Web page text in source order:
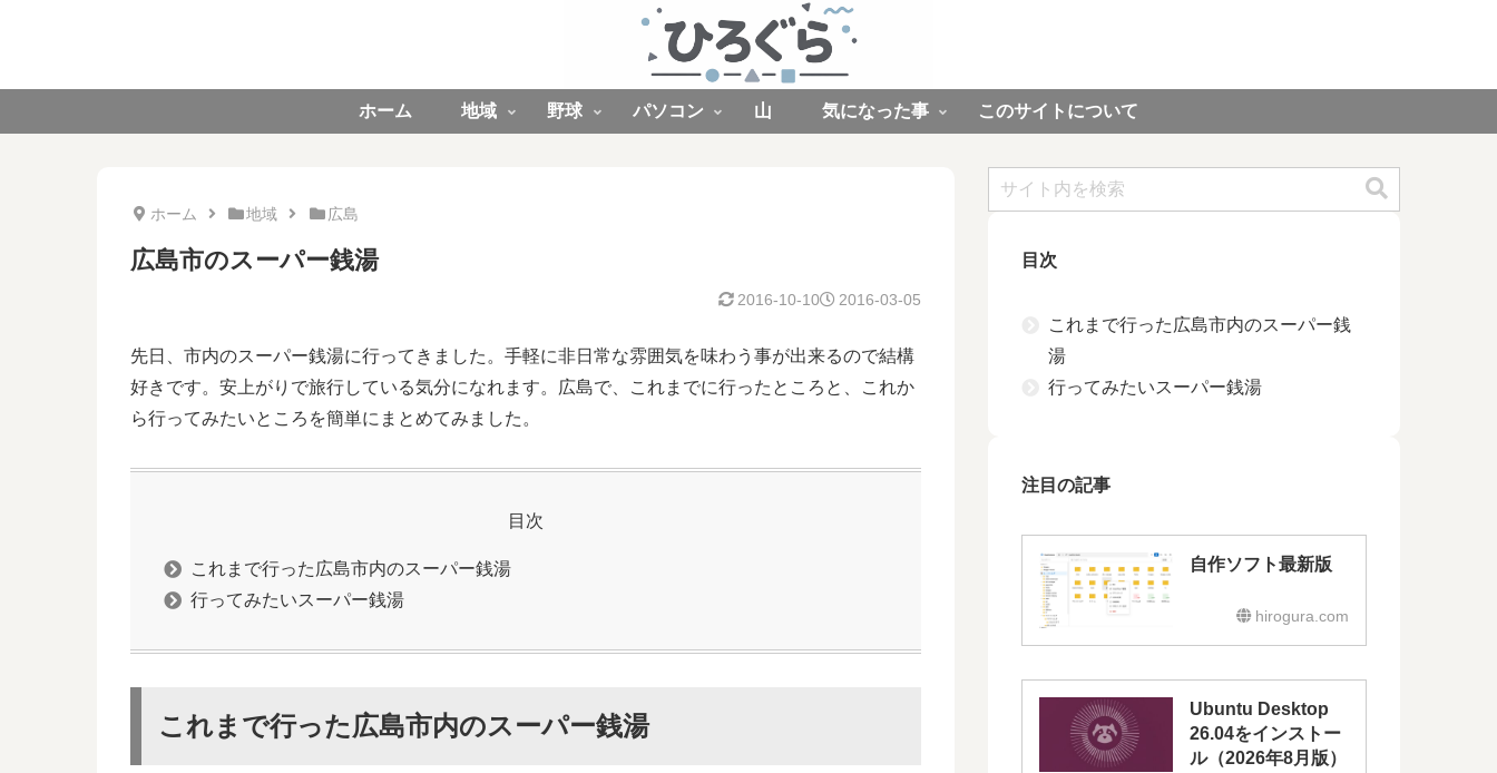
ホーム 地域 野球 パソコン 山 気になった事 このサイトについて
ホーム 地域 広島
広島市のスーパー銭湯
2016-03-05
2016-10-10
先日、市内のスーパー銭湯に行ってきました。手軽に非日常な雰囲気を味わう事が出来るので結構
好きです。安上がりで旅行している気分になれます。広島で、これまでに行ったところと、これか
ら行ってみたいところを簡単にまとめてみました。
目次
これまで行った広島市内のスーパー銭湯
行ってみたいスーパー銭湯
これまで行った広島市内のスーパー銭湯
目次
これまで行った広島市内のスーパー銭
湯
行ってみたいスーパー銭湯
注目の記事
自作ソフト最新版
hirogura.com
Ubuntu Desktop
26.04をインストー
ル（2026年8月版）